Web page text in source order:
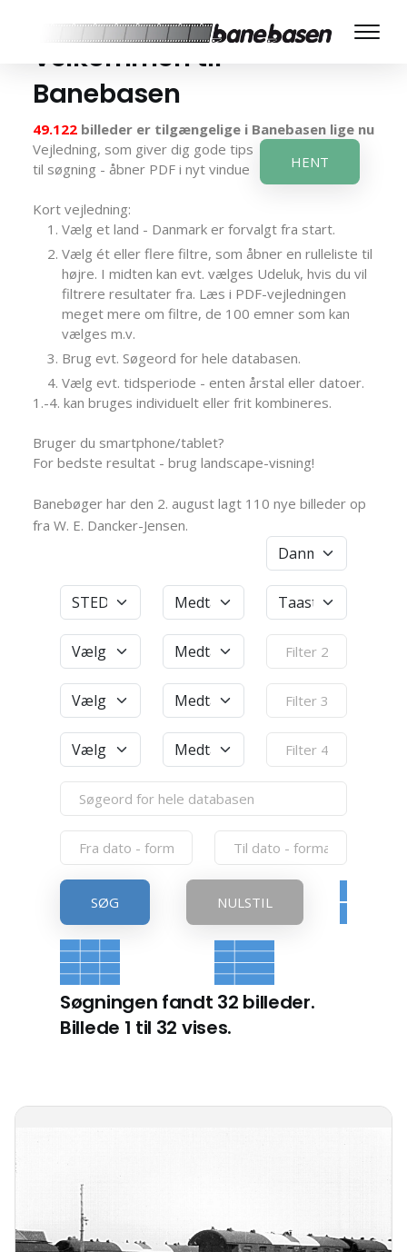
Velkommen til
Banebasen
49.122 billeder er tilgængelige i Banebasen lige nu
Vejledning, som giver dig gode tips
til søgning - åbner PDF i nyt vindue
HENT
Kort vejledning:
Vælg et land - Danmark er forvalgt fra start.
Vælg ét eller flere filtre, som åbner en rulleliste til
højre. I midten kan evt. vælges Udeluk, hvis du vil
filtrere resultater fra. Læs i PDF-vejledningen
meget mere om filtre, de 100 emner som kan
vælges m.v.
Brug evt. Søgeord for hele databasen.
Vælg evt. tidsperiode - enten årstal eller datoer.
1.-4. kan bruges individuelt eller frit kombineres.
Bruger du smartphone/tablet?
For bedste resultat - brug landscape-visning!
Banebøger har den 2. august lagt 110 nye billeder op
fra W. E. Dancker-Jensen.
SØG NULSTIL
Søgningen fandt 32 billeder.
Billede 1 til 32 vises.